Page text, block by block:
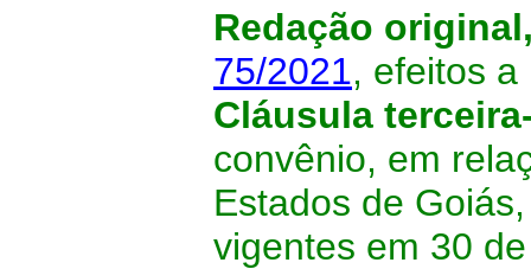
Redação
75/2021, efeitos a
Cláusula
convênio, em
Estados de
vigentes em 30